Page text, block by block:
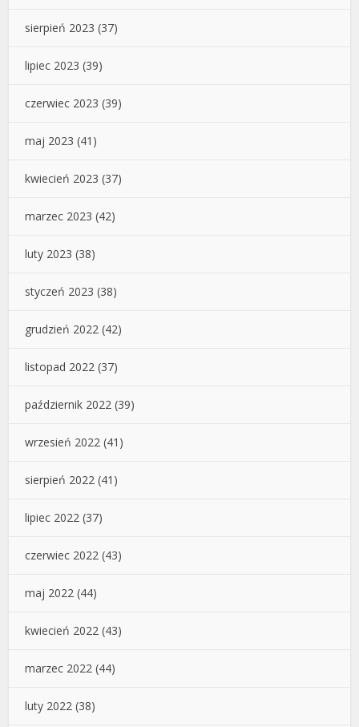
sierpień 2023 (37)
lipiec 2023 (39)
czerwiec 2023 (39)
maj 2023 (41)
kwiecień 2023 (37)
marzec 2023 (42)
luty 2023 (38)
styczeń 2023 (38)
grudzień 2022 (42)
listopad 2022 (37)
październik 2022 (39)
wrzesień 2022 (41)
sierpień 2022 (41)
lipiec 2022 (37)
czerwiec 2022 (43)
maj 2022 (44)
kwiecień 2022 (43)
marzec 2022 (44)
luty 2022 (38)